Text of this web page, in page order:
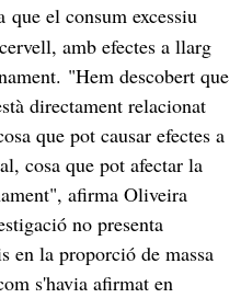
que el consum excessiu
amb efectes a llarg
"Hem descobert que
directament relacionat
que pot causar efectes a
cosa que pot afectar la
afirma Oliveira
no presenta
en la proporció de massa
s'havia afirmat en